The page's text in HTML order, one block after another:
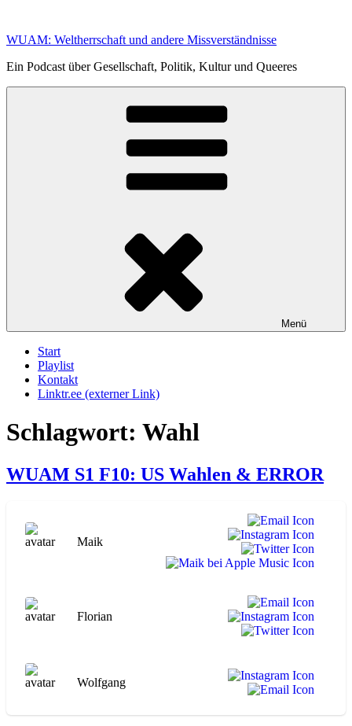
springen
WUAM: Weltherrschaft und andere Missverständnisse
Ein Podcast über Gesellschaft, Politik, Kultur und Queeres
Menü
Start
Playlist
Kontakt
Linktr.ee (externer Link)
Schlagwort: Wahl
WUAM S1 F10: US Wahlen & ERROR
Maik
Florian
Wolfgang